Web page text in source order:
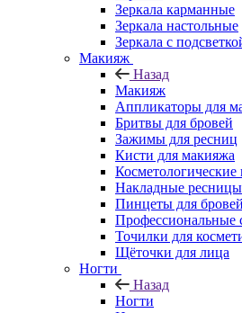
Зеркала карманные
Зеркала настольные
Зеркала с
Макияж
Назад
Макияж
Аппликаторы для
Бритвы для бровей
Зажимы для ресниц
Кисти для макияжа
Накладные ресницы
Пинцеты для бровей
Профессиональные
Точилки для
Щёточки для лица
Ногти
Назад
Ногти